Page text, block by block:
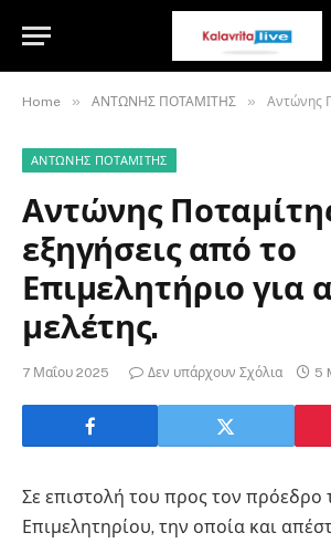
Home » ΑΝΤΩΝΗΣ ΠΟΤΑΜΙΤΗΣ » Αντώνης Ποταμίτης: Ζητά
ΑΝΤΩΝΗΣ ΠΟΤΑΜΙΤΗΣ
Αντώνης
εξηγήσεις από το
Επιμελητήριο για
μελέτης.
7 Μαΐου 2025 Δεν υπάρχουν Σχόλια 5
Σε επιστολή του προς τον πρόεδρο
Επιμελητηρίου, την οποία και